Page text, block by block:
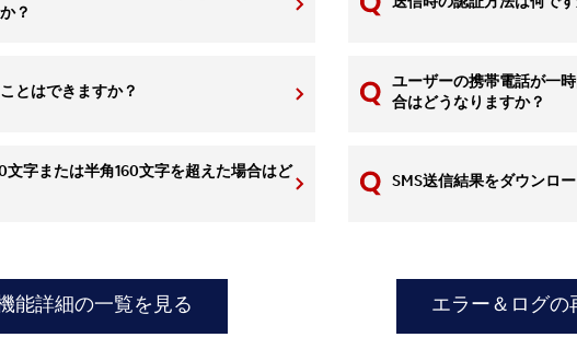
？
とはできますか？
文字または半角160文字を超えた場合はど
能詳細の一覧を見る
送信時の認証方法は何で
ユーザーの携帯電話が一
合はどうなりますか？
SMS送信結果をダウンロ
エラー＆ログの